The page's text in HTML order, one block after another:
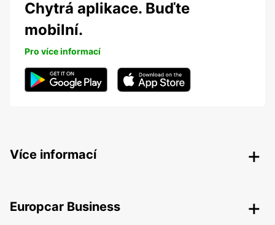
Chytrá aplikace. Buďte
mobilní.
Pro více informací
Více informací
Europcar Business